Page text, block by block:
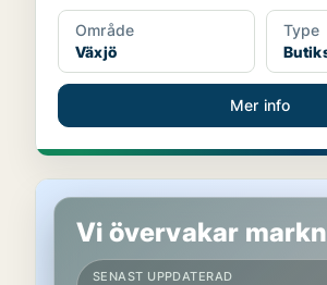
Område
Växjö
Type
Mer info
Butikslokal i Alvesta
Vi övervakar
SENAST UPPDATERAD